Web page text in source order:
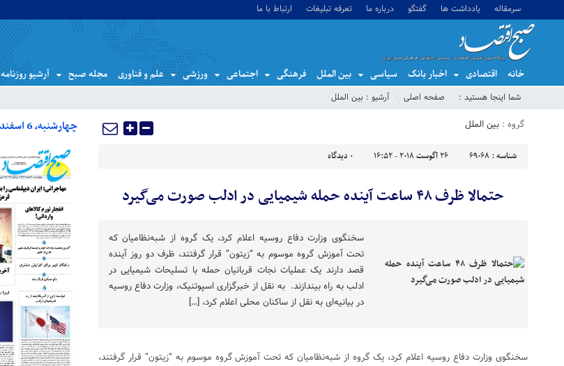
سرمقاله یادداشت ها گفتگو درباره ما تعرفه تبلیغات ارتباط با ما
خانه اقتصادی اخبار بانک سیاسی بین الملل فرهنگی اجتماعی ورزشی علم و فناوری مجله صبح آرشیو روزنامه
شما اینجا هستید : صفحه اصلی آرشیو : بین الملل
گروه : بین الملل
شناسه : 69068 26 آگوست 2018 - 16:52 0 دیدگاه
حتمالا ظرف ۴۸ ساعت آینده حمله شیمیایی در ادلب صورت می‌گیرد
سخنگوی وزارت دفاع روسیه اعلام کرد، یک گروه از شبه‌نظامیان که
تحت آموزش گروه موسوم به “زیتون” قرار گرفتند، ظرف دو روز آینده
قصد دارند یک عملیات نجات قربانیان حمله با تسلیحات شیمیایی در
ادلب به راه بیندازند. به نقل از خبرگزاری اسپوتنیک، وزارت دفاع روسیه
در بیانیه‌ای به نقل از ساکنان محلی اعلام کرد، […]
سخنگوی وزارت دفاع روسیه اعلام کرد، یک گروه از شبه‌نظامیان که تحت آموزش گروه موسوم به “زیتون” قرار گرفتند،
چهارشنبه، 6 اسفند 1404